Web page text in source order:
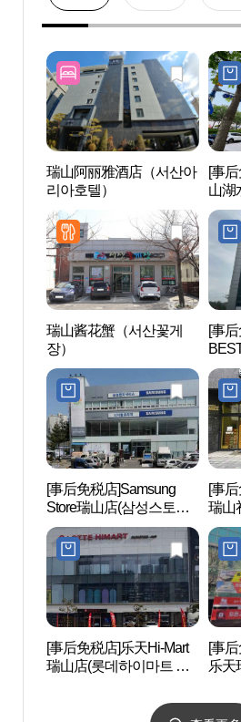
瑞山阿丽雅酒店（서산아
리아호텔）
[事
山湖
서산
瑞山酱花蟹（서산꽃게
장）
[事
(LG
천점)
[事后免税店]Samsung
Store瑞山店(삼성스토어
서산)
[事
瑞山
산예
[事后免税店]乐天Hi-Mart
瑞山店(롯데하이마트 서
[事
乐天